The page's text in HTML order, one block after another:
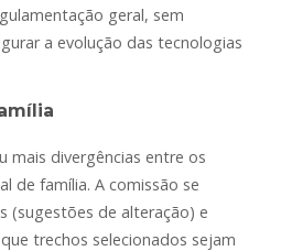
geral, sem
a evolução das tecnologias
mais divergências entre os
de família. A comissão se
(sugestões de alteração) e
trechos selecionados sejam